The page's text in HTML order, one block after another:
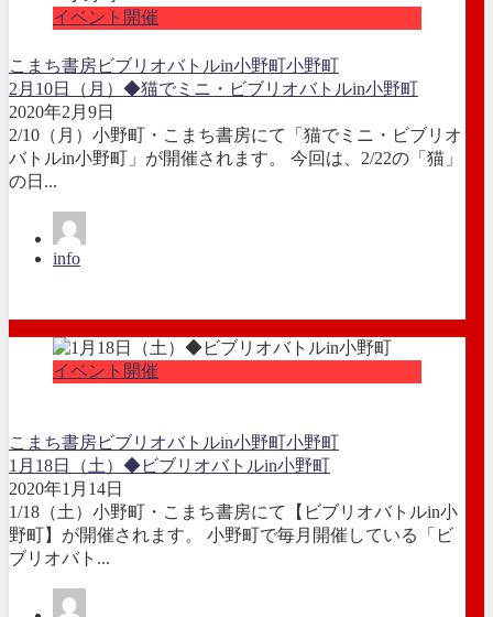
イベント開催
こまち書房ビブリオバトルin小野町小野町
2月10日（月）◆猫でミニ・ビブリオバトルin小野町
2020年2月9日
2/10（月）小野町・こまち書房にて「猫でミニ・ビブリオ
バトルin小野町」が開催されます。 今回は、2/22の「猫」
の日...
info
イベント開催
こまち書房ビブリオバトルin小野町小野町
1月18日（土）◆ビブリオバトルin小野町
2020年1月14日
1/18（土）小野町・こまち書房にて【ビブリオバトルin小
野町】が開催されます。 小野町で毎月開催している「ビ
ブリオバト...